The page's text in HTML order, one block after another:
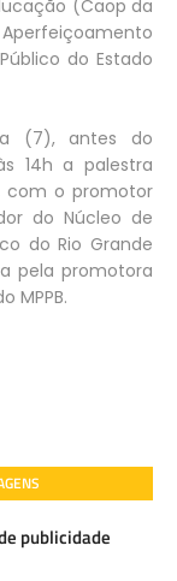
(Caop da
do Estado
(7), antes do
14h a palestra
com o promotor
do Núcleo de
do Rio Grande
pela promotora
MPPB.
publicidade